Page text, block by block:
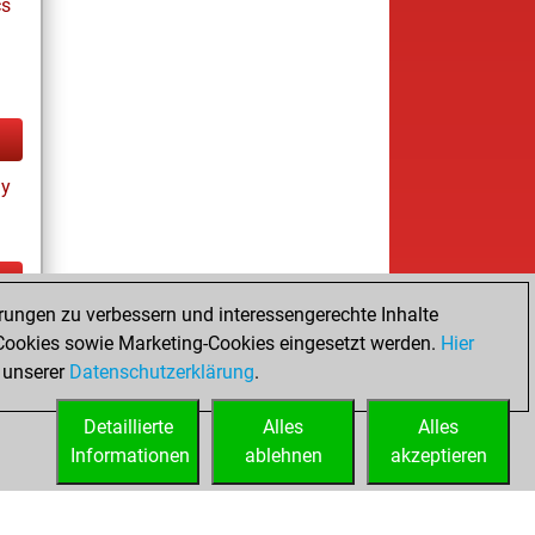
zu verbessern und interessengerechte Inhalte
sowie Marketing-Cookies eingesetzt werden. Hier
Datenschutzerklärung.
Alles
akzeptieren
Alles
ablehnen
Detaillierte
Informationen